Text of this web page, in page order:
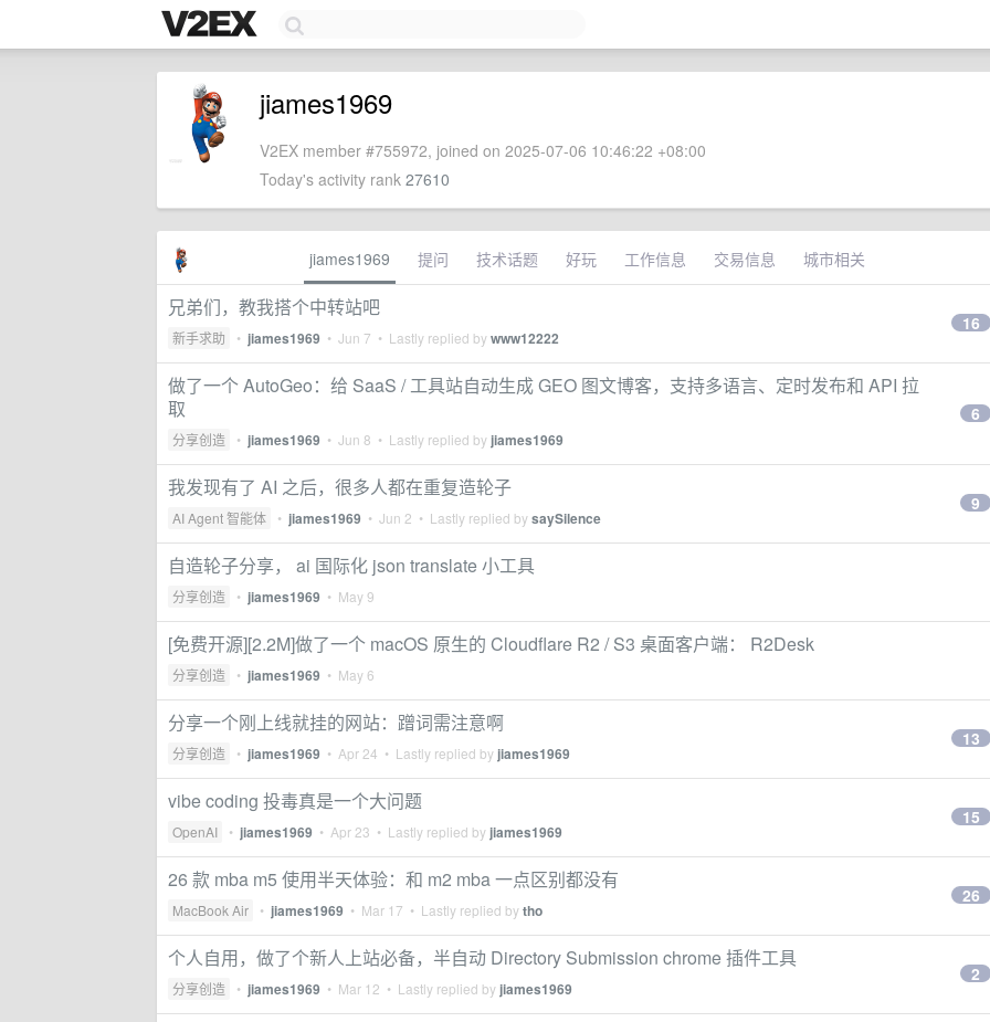
jiames1969
V2EX member #755972, joined on 2025-07-06 10:46:22 +08:00
Today's activity rank 27610
jiames1969 提问 技术话题 好玩 工作信息 交易信息 城市相关
兄弟们，教我搭个中转站吧
新手求助 • jiames1969 • Jun 7 • Lastly replied bywww12222
16
做了一个 AutoGeo：给 SaaS / 工具站自动生成 GEO 图文博客，支持多语言、定时发布和 API 拉
取
分享创造 • jiames1969 • Jun 8 • Lastly replied by jiames1969
6
我发现有了 AI 之后，很多人都在重复造轮子
AI Agent 智能体 • jiames1969 • Jun 2 • Lastly replied bysaySilence
9
自造轮子分享， ai 国际化 json translate 小工具
分享创造 • jiames1969 • May 9
[免费开源][2.2M]做了一个 macOS 原生的 Cloudflare R2 / S3 桌面客户端： R2Desk
分享创造 • jiames1969 • May 6
分享一个刚上线就挂的网站：蹭词需注意啊
分享创造 • jiames1969 • Apr 24 • Lastly replied by jiames1969
13
vibe coding 投毒真是一个大问题
OpenAI • jiames1969 • Apr 23 • Lastly replied by jiames1969
15
26 款 mba m5 使用半天体验：和 m2 mba 一点区别都没有
MacBook Air • jiames1969 • Mar 17 • Lastly replied bytho
26
个人自用，做了个新人上站必备，半自动 Directory Submission chrome 插件工具
分享创造 • jiames1969 • Mar 12 • Lastly replied by jiames1969
2